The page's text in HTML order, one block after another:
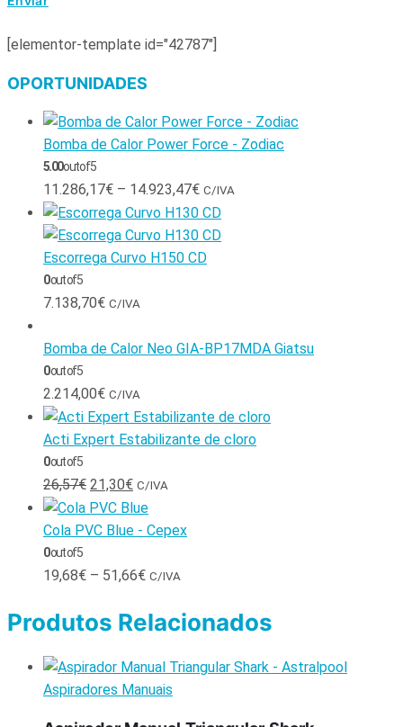
[elementor-template id="42787"]
OPORTUNIDADES
Bomba de Calor Power Force - Zodiac
5.00out of 5
11.286,17€ – 14.923,47€ C/IVA
Escorrega Curvo H150 CD
0out of 5
7.138,70€ C/IVA
Bomba de Calor Neo GIA-BP17MDA Giatsu
0out of 5
2.214,00€ C/IVA
Acti Expert Estabilizante de cloro
0out of 5
26,57€ 21,30€ C/IVA
Cola PVC Blue - Cepex
0out of 5
19,68€ – 51,66€ C/IVA
Produtos Relacionados
Aspiradores Manuais